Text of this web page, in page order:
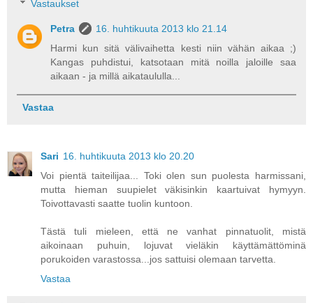
Vastaukset
Petra
16. huhtikuuta 2013 klo 21.14
Harmi kun sitä välivaihetta kesti niin vähän aikaa ;)
Kangas puhdistui, katsotaan mitä noilla jaloille saa
aikaan - ja millä aikataululla...
Vastaa
Sari 16. huhtikuuta 2013 klo 20.20
Voi pientä taiteilijaa... Toki olen sun puolesta harmissani,
mutta hieman suupielet väkisinkin kaartuivat hymyyn.
Toivottavasti saatte tuolin kuntoon.
Tästä tuli mieleen, että ne vanhat pinnatuolit, mistä
aikoinaan puhuin, lojuvat vieläkin käyttämättöminä
porukoiden varastossa...jos sattuisi olemaan tarvetta.
Vastaa